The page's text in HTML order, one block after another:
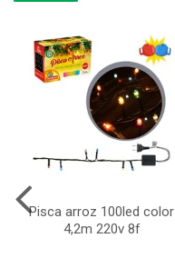
Pisca arroz 100led color
4,2m 220v 8f